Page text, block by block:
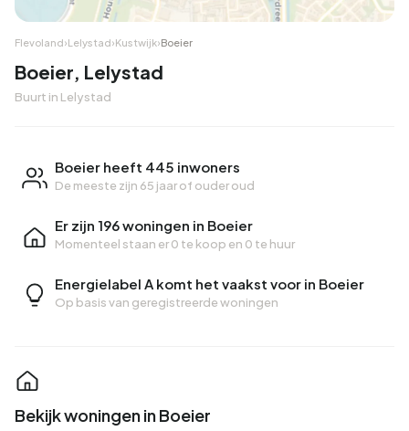
Flevoland›Lelystad›Kustwijk›Boeier
Boeier, Lelystad
Buurt in Lelystad
Boeier heeft 445 inwoners
De meeste zijn 65 jaar of ouder oud
Er zijn 196 woningen in Boeier
Momenteel staan er0 te koop en 0 te huur
Energielabel A komt het vaakst voor in Boeier
Op basis van geregistreerde woningen
Bekijk woningen in Boeier